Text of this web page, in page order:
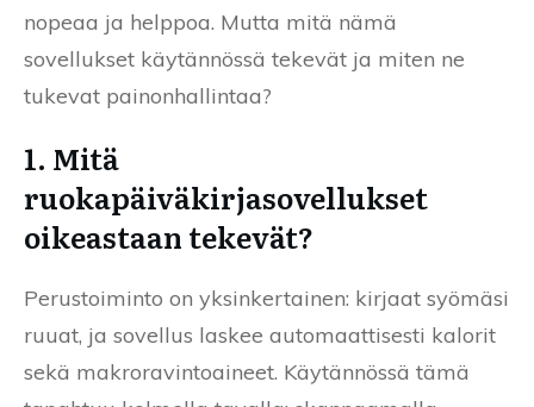
nopeaa ja helppoa. Mutta mitä nämä
sovellukset käytännössä tekevät ja miten ne
tukevat painonhallintaa?
1. Mitä
ruokapäiväkirjasovellukset
oikeastaan tekevät?
Perustoiminto on yksinkertainen: kirjaat syömäsi
ruuat, ja sovellus laskee automaattisesti kalorit
sekä makroravintoaineet. Käytännössä tämä